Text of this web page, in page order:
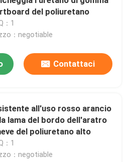
del poliuretano
：1
：negotiable
Contattaci
all'uso rosso arancio
lama del bordo dell'aratro
del poliuretano alto
：1
：negotiable